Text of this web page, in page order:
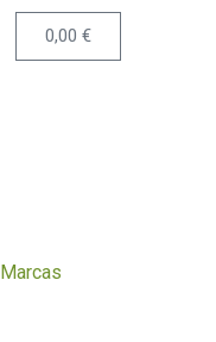
0,00 €Carrito
Marcas